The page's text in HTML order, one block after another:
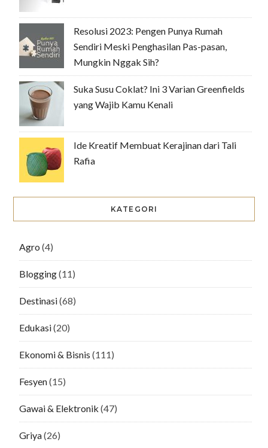
Resolusi 2023: Pengen Punya Rumah
Sendiri Meski Penghasilan Pas-pasan,
Mungkin Nggak Sih?
Suka Susu Coklat? Ini 3 Varian Greenfields
yang Wajib Kamu Kenali
Ide Kreatif Membuat Kerajinan dari Tali
Rafia
KATEGORI
Agro (4)
Blogging(11)
Destinasi(68)
Edukasi(20)
Ekonomi & Bisnis (111)
Fesyen(15)
Gawai & Elektronik (47)
Griya(26)